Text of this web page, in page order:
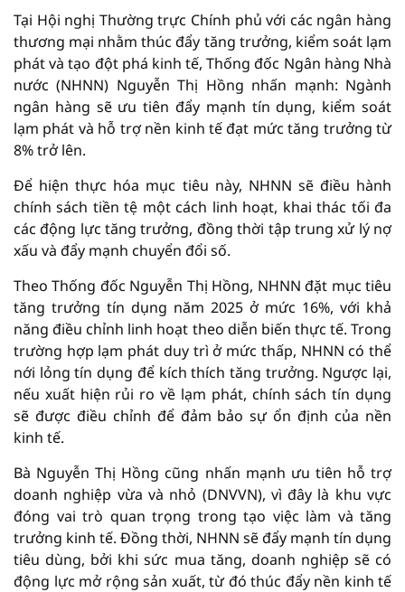
Tại Hội nghị Thường trực Chính phủ với các ngân hàng
thương mại nhằm thúc đẩy tăng trưởng, kiểm soát lạm
phát và tạo đột phá kinh tế, Thống đốc Ngân hàng Nhà
nước (NHNN) Nguyễn Thị Hồng nhấn mạnh: Ngành
ngân hàng sẽ ưu tiên đẩy mạnh tín dụng, kiểm soát
lạm phát và hỗ trợ nền kinh tế đạt mức tăng trưởng từ
8% trở lên.
Để hiện thực hóa mục tiêu này, NHNN sẽ điều hành
chính sách tiền tệ một cách linh hoạt, khai thác tối đa
các động lực tăng trưởng, đồng thời tập trung xử lý nợ
xấu và đẩy mạnh chuyển đổi số.
Theo Thống đốc Nguyễn Thị Hồng, NHNN đặt mục tiêu
tăng trưởng tín dụng năm 2025 ở mức 16%, với khả
năng điều chỉnh linh hoạt theo diễn biến thực tế. Trong
trường hợp lạm phát duy trì ở mức thấp, NHNN có thể
nới lỏng tín dụng để kích thích tăng trưởng. Ngược lại,
nếu xuất hiện rủi ro về lạm phát, chính sách tín dụng
sẽ được điều chỉnh để đảm bảo sự ổn định của nền
kinh tế.
Bà Nguyễn Thị Hồng cũng nhấn mạnh ưu tiên hỗ trợ
doanh nghiệp vừa và nhỏ (DNVVN), vì đây là khu vực
đóng vai trò quan trọng trong tạo việc làm và tăng
trưởng kinh tế. Đồng thời, NHNN sẽ đẩy mạnh tín dụng
tiêu dùng, bởi khi sức mua tăng, doanh nghiệp sẽ có
động lực mở rộng sản xuất, từ đó thúc đẩy nền kinh tế